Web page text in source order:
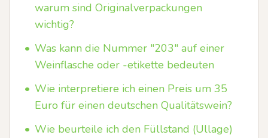
warum sind Originalverpackungen
wichtig?
• Was kann die Nummer "203" auf einer
Weinflasche oder -etikette bedeuten
• Wie interpretiere ich einen Preis um 35
Euro für einen deutschen Qualitätswein?
• Wie beurteile ich den Füllstand (Ullage)